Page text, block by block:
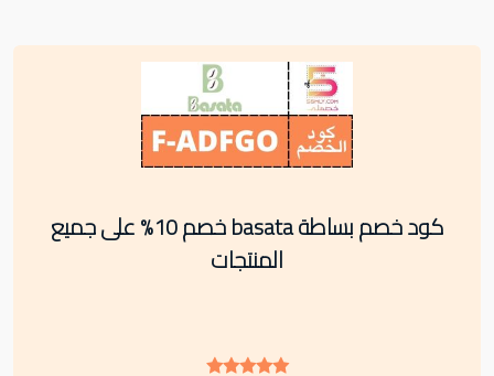
كود خصم بساطة basata خصم 10% على جميع
المنتجات